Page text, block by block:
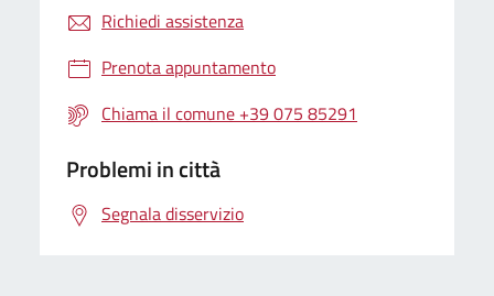
Richiedi assistenza
Prenota appuntamento
Chiama il comune +39 075 85291
Problemi in città
Segnala disservizio